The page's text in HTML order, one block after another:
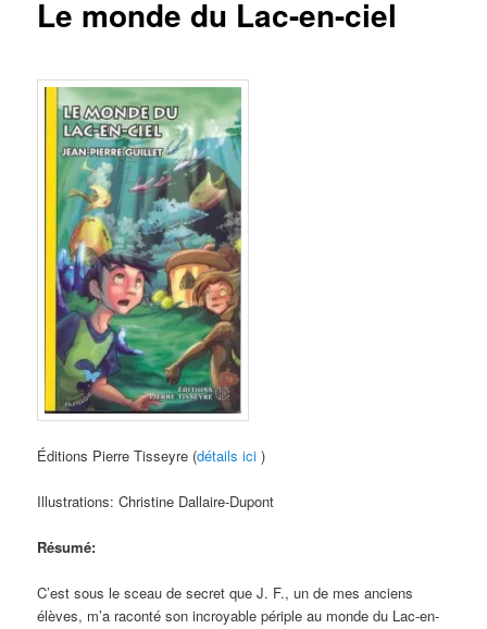
Le monde du Lac-en-ciel
Éditions Pierre Tisseyre (détails ici)
Illustrations: Christine Dallaire-Dupont
Résumé:
C’est sous le sceau de secret que J. F., un de mes anciens
élèves, m’a raconté son incroyable périple au monde du Lac-en-